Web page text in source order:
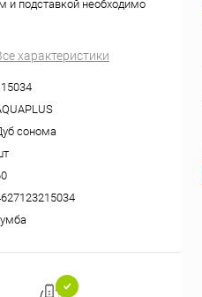
и подставкой необходимо
характеристики
сонома